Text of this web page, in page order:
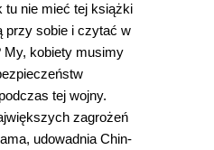
tu nie mieć tej książki
przy sobie i czytać w
My, kobiety musimy
tej wojny.
zagrożeń
udowadnia Chin-